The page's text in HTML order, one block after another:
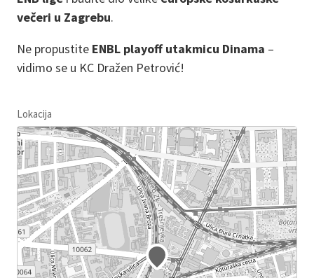
večeri u Zagrebu.
Ne propustite ENBL playoff utakmicu Dinama –
vidimo se u KC Dražen Petrović!
Lokacija